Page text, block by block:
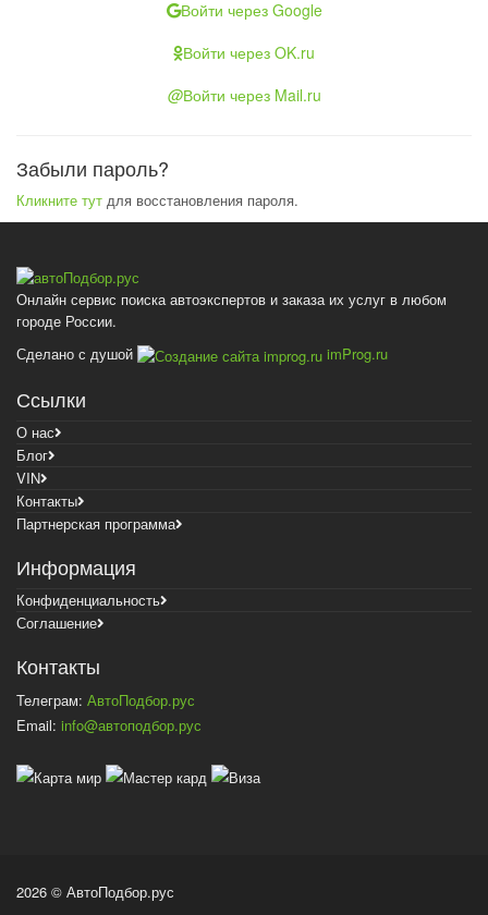
Войти через Google
Войти через OK.ru
@Войти через Mail.ru
Забыли пароль?
Кликните тут для восстановления пароля.
Онлайн сервис поиска автоэкспертов и заказа их услуг в любом
городе России.
Сделано с душой
imProg.ru
Ссылки
О нас
Блог
VIN
Контакты
Партнерская программа
Информация
Конфиденциальность
Соглашение
Контакты
Телеграм: АвтоПодбор.рус
Email: info@автоподбор.рус
2026 © АвтоПодбор.рус